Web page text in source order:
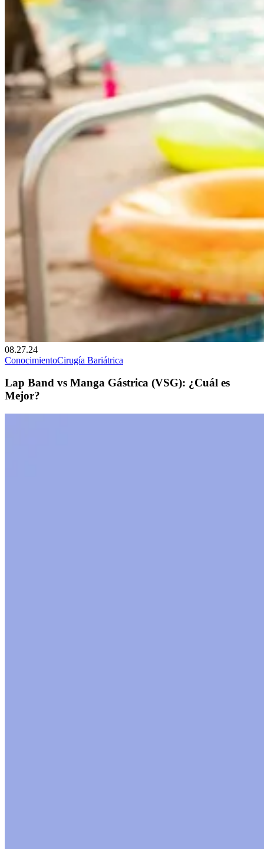
08.27.24
ConocimientoCirugía Bariátrica
Lap Band vs Manga Gástrica (VSG): ¿Cuál es
Mejor?